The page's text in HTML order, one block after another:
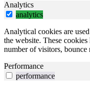
Analytics
analytics
Analytical cookies are
the website. These
number of visitors, bounce
Performance
performance